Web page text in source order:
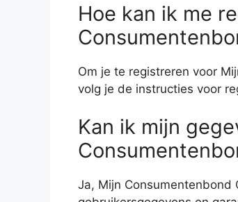
Hoe kan ik me
Om je te registreren voor
volg je de instructies voor
Kan ik mijn
Ja, Mijn Consumentenbond